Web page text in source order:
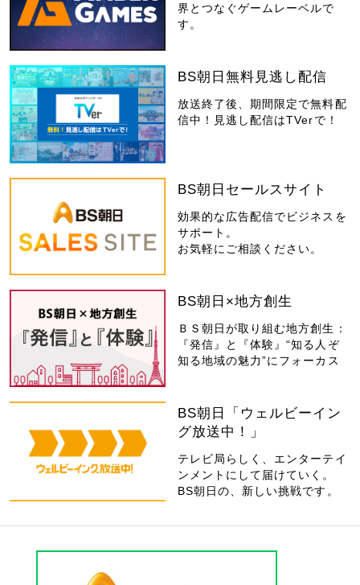
界とつなぐゲームレーベルで
す。
BS朝日無料見逃し配信
放送終了後、期間限定で無料配
信中！見逃し配信はTVerで！
BS朝日セールスサイト
効果的な広告配信でビジネスを
サポート。
お気軽にご相談ください。
BS朝日×地方創生
ＢＳ朝日が取り組む地方創生：
『発信』と『体験』“知る人ぞ
知る地域の魅力”にフォーカス
BS朝日「ウェルビーイン
グ放送中！」
テレビ局らしく、エンターテイ
ンメントにして届けていく。
BS朝日の、新しい挑戦です。